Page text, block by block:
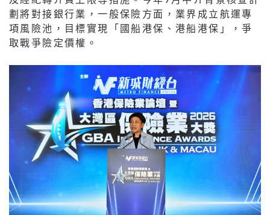
劃將對接銀行業，一般保險方面，業界成立航運專
項風險池，目標實現「國船港保、港船港保」，爭
取戰爭險定價權。